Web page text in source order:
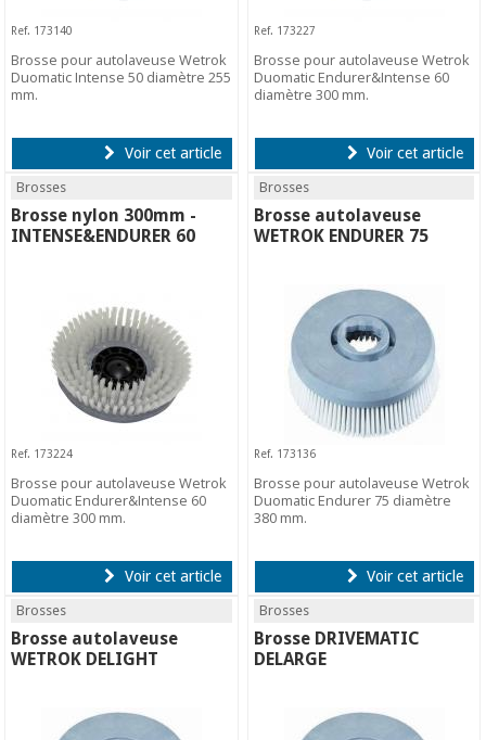
Ref. 173140
Brosse pour autolaveuse Wetrok
Duomatic Intense 50 diamètre 255
mm.
Voir cet article
Ref. 173227
Brosse pour autolaveuse Wetrok
Duomatic Endurer&Intense 60
diamètre 300 mm.
Voir cet article
Brosses
Brosse nylon 300mm -
INTENSE&ENDURER 60
Ref. 173224
Brosse pour autolaveuse Wetrok
Duomatic Endurer&Intense 60
diamètre 300 mm.
Voir cet article
Brosses
Brosse autolaveuse
WETROK ENDURER 75
Ref. 173136
Brosse pour autolaveuse Wetrok
Duomatic Endurer 75 diamètre
380 mm.
Voir cet article
Brosses
Brosse autolaveuse
WETROK DELIGHT
Brosses
Brosse DRIVEMATIC
DELARGE